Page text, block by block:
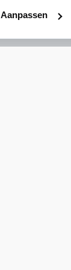
Aanpassen